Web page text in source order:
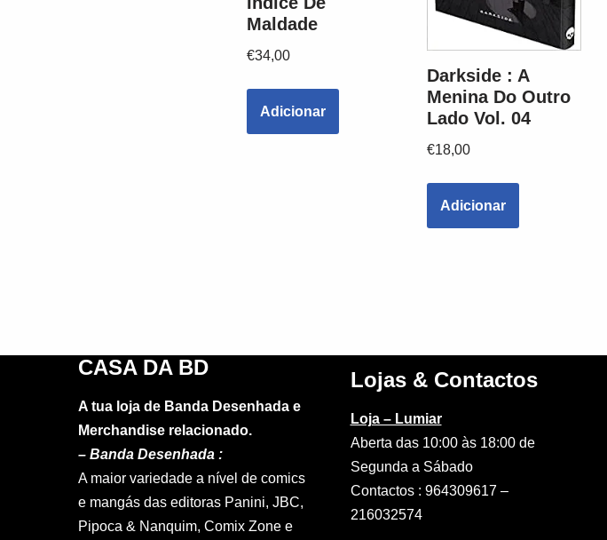
Maldade
€34,00
Adicionar
Darkside : A
Menina Do Outro
Lado Vol. 04
€18,00
Adicionar
CASA DA BD
A tua loja de Banda Desenhada e
Merchandise relacionado.
– Banda Desenhada :
A maior variedade a nível de comics
e mangás das editoras Panini, JBC,
Pipoca & Nanquim, Comix Zone e
Lojas & Contactos
Loja – Lumiar
Aberta das 10:00 às 18:00 de
Segunda a Sábado
Contactos : 964309617 –
216032574